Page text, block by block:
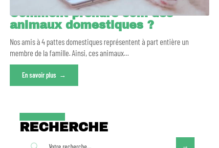
Comment prendre soin des
animaux domestiques ?
Nos amis à 4 pattes domestiques représentent à part entière un
membre de la famille. Ainsi, ces animaux…
En savoir plus
RECHERCHE